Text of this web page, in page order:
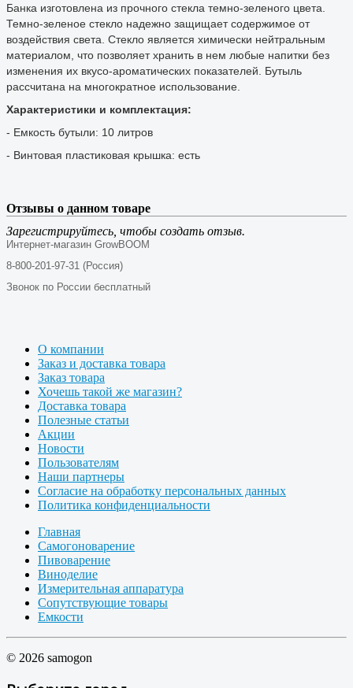
Банка изготовлена из прочного стекла темно-зеленого цвета.
Темно-зеленое стекло надежно защищает содержимое от
воздействия света. Стекло является химически нейтральным
материалом, что позволяет хранить в нем любые напитки без
изменения их вкусо-ароматических показателей. Бутыль
рассчитана на многократное использование.
Характеристики и комплектация:
- Емкость бутыли: 10 литров
- Винтовая пластиковая крышка: есть
Отзывы о данном товаре
Зарегистрируйтесь, чтобы создать отзыв.
Интернет-магазин GrowBOOM
8-800-201-97-31 (Россия)
Звонок по России бесплатный
О компании
Заказ и доставка товара
Заказ товара
Хочешь такой же магазин?
Доставка товара
Полезные статьи
Акции
Новости
Пользователям
Наши партнеры
Согласие на обработку персональных данных
Политика конфиденциальности
Главная
Самогоноварение
Пивоварение
Виноделие
Измерительная аппаратура
Сопутствующие товары
Емкости
© 2026 samogon